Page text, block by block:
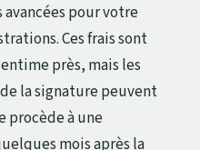
pour votre
Ces frais sont
près, mais les
la signature peuvent
procède à une
mois après la